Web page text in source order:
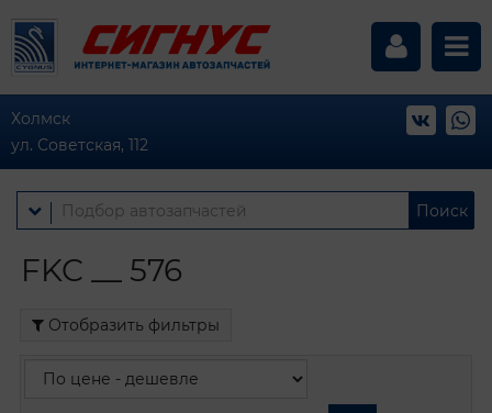
Холмск
ул. Советская, 112
Поиск
FKC __ 576
Отобразить фильтры